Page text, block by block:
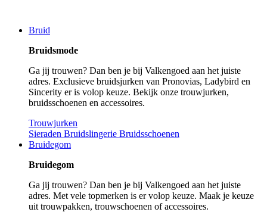
Bruid
Bruidsmode
Ga jij trouwen? Dan ben je bij Valkengoed aan het juiste
adres. Exclusieve bruidsjurken van Pronovias, Ladybird en
Sincerity er is volop keuze. Bekijk onze trouwjurken,
bruidsschoenen en accessoires.
Trouwjurken
Sieraden Bruidslingerie Bruidsschoenen
Bruidegom
Bruidegom
Ga jij trouwen? Dan ben je bij Valkengoed aan het juiste
adres. Met vele topmerken is er volop keuze. Maak je keuze
uit trouwpakken, trouwschoenen of accessoires.